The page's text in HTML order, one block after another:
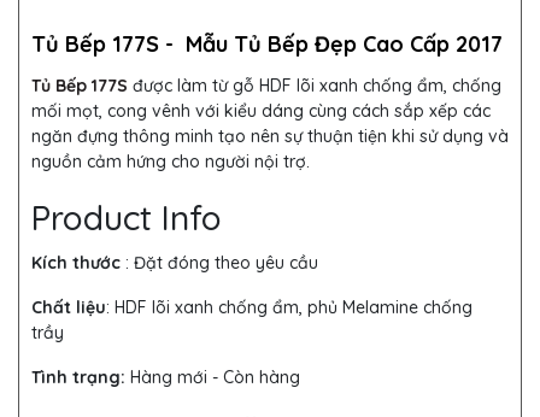
Tủ Bếp 177S - Mẫu Tủ Bếp Đẹp Cao Cấp 2017
Tủ Bếp 177S được làm từ gỗ HDF lõi xanh chống ẩm, chống
mối mọt, cong vênh với kiểu dáng cùng cách sắp xếp các
ngăn đựng thông minh tạo nên sự thuận tiện khi sử dụng và
nguồn cảm hứng cho người nội trợ.
Product Info
Kích thước : Đặt đóng theo yêu cầu
Chất liệu: HDF lõi xanh chống ẩm, phủ Melamine chống
trầy
Tình trạng: Hàng mới - Còn hàng